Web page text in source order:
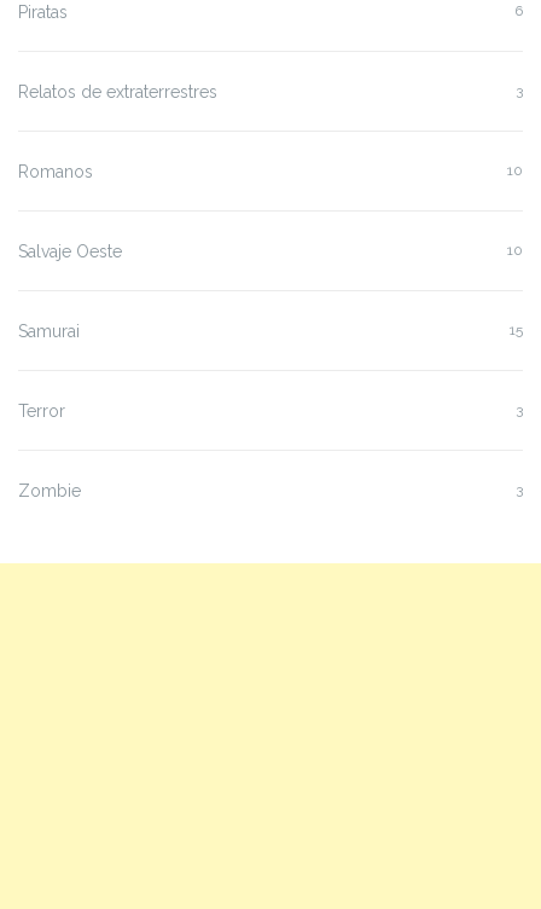
Piratas 6
Relatos de extraterrestres 3
Romanos 10
Salvaje Oeste 10
Samurai 15
Terror 3
Zombie 3